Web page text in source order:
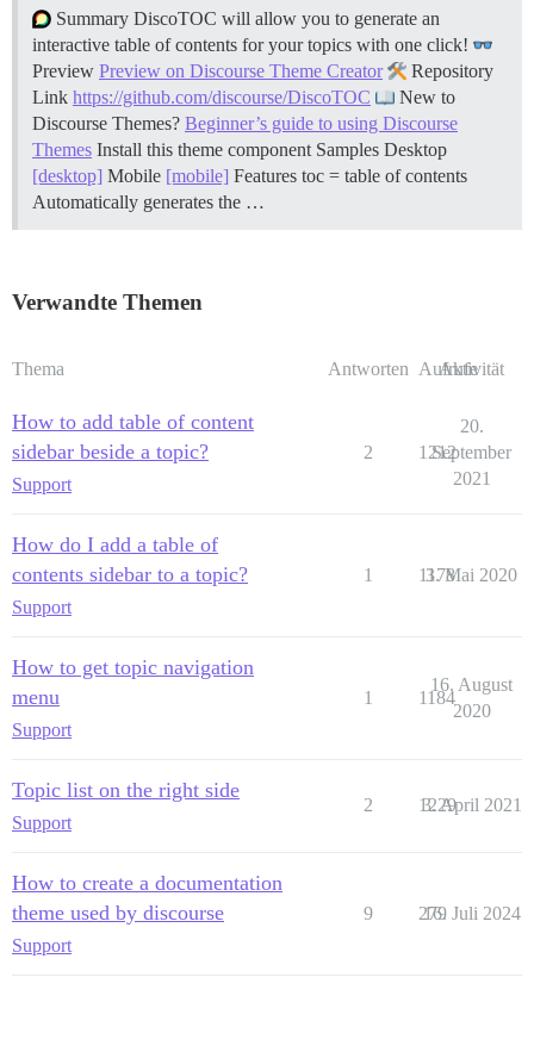
Summary DiscoTOC will allow you to generate an
interactive table of contents for your topics with one click!
Preview Preview on Discourse Theme Creator
Repository
Link https://github.com/discourse/DiscoTOC
New to
Discourse Themes? Beginner’s guide to using Discourse
Themes Install this theme component Samples Desktop
[desktop] Mobile [mobile] Features toc = table of contents
Automatically generates the …
Verwandte Themen
Thema Antworten Aufrufe
Aktivität
How to add table of content
sidebar beside a topic?
Support
2 1212
20.
September
2021
How do I add a table of
contents sidebar to a topic?
Support
1 1178
3. Mai 2020
How to get topic navigation
menu
Support
1 1184
16. August
2020
Topic list on the right side
Support
2 1229
3. April 2021
How to create a documentation
theme used by discourse
Support
9 279
16. Juli 2024